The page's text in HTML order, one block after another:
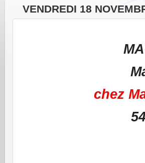
VENDREDI 18
chez